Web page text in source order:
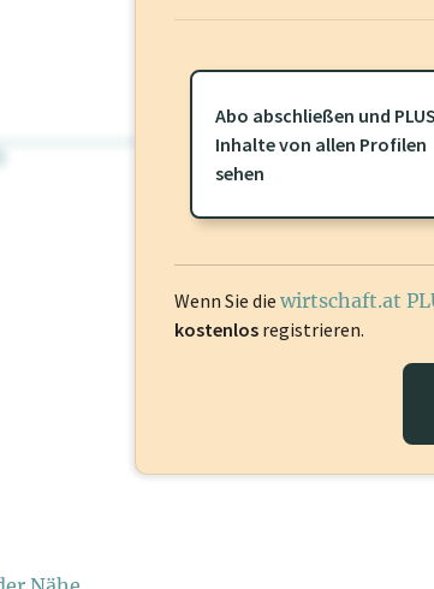
Für dieses Profil gibt es
frei oder loggen Sie sich ein um
Abo abschließen und PLUS
Inhalte von allen Profilen
sehen
Wenn Sie die wirtschaft.at
kostenlos registrieren.